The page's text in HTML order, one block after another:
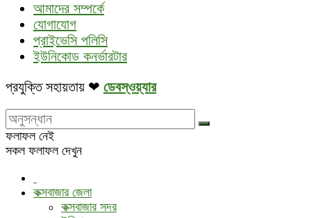
আমাদের সম্পর্কে
যোগাযোগ
প্রাইভেসি পলিসি
ইউনিকোড কনর্ভারটার
প্রযুক্তি সহায়তায় ❤ ডেবস্ওয়্যার
ফলাফল নেই
সকল ফলাফল দেখুন
কক্সবাজার জেলা
কক্সবাজার সদর